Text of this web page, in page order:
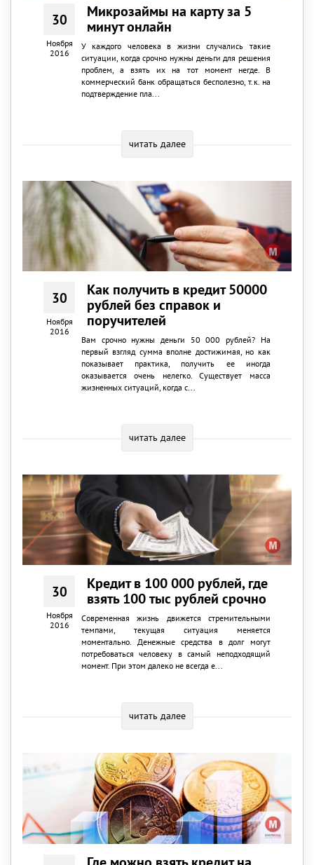
30
Ноября
2016
Микрозаймы на карту за 5
минут онлайн
У каждого человека в жизни случались такие
ситуации, когда срочно нужны деньги для решения
проблем, а взять их на тот момент негде. В
коммерческий банк обращаться бесполезно, т.к. на
подтверждение пла...
читать далее
30
Ноября
2016
Как получить в кредит 50000
рублей без справок и
поручителей
Вам срочно нужны деньги 50 000 рублей? На
первый взгляд сумма вполне достижимая, но как
показывает практика, получить ее иногда
оказывается очень нелегко. Существует масса
жизненных ситуаций, когда с...
читать далее
30
Ноября
2016
Кредит в 100 000 рублей, где
взять 100 тыс рублей срочно
Современная жизнь движется стремительными
темпами, текущая ситуация меняется
моментально. Денежные средства в долг могут
потребоваться человеку в самый неподходящий
момент. При этом далеко не всегда е...
читать далее